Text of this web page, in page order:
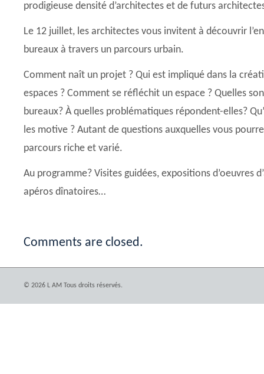
prodigieuse densité d’architectes et de futurs
Le 12 juillet, les architectes vous invitent à découvrir
bureaux à travers un parcours urbain.
Comment naît un projet ? Qui est impliqué dans la
espaces ? Comment se réfléchit un espace ? Quelles
bureaux? À quelles problématiques répondent-elles?
les motive ? Autant de questions auxquelles vous
parcours riche et varié.
Au programme? Visites guidées, expositions d’oeuvres
apéros dînatoires…
Comments are closed.
© 2026 L AM Tous droits réservés.